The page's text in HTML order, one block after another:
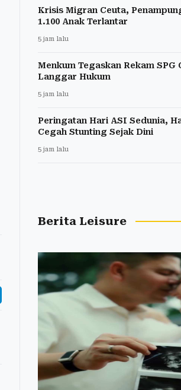
Krisis Migran Ceuta,
1.100 Anak Terlantar
5 jam lalu
Menkum Tegaskan Rekam SPG
Langgar Hukum
5 jam lalu
Peringatan Hari ASI Sedunia,
Cegah Stunting Sejak Dini
5 jam lalu
Berita Leisure